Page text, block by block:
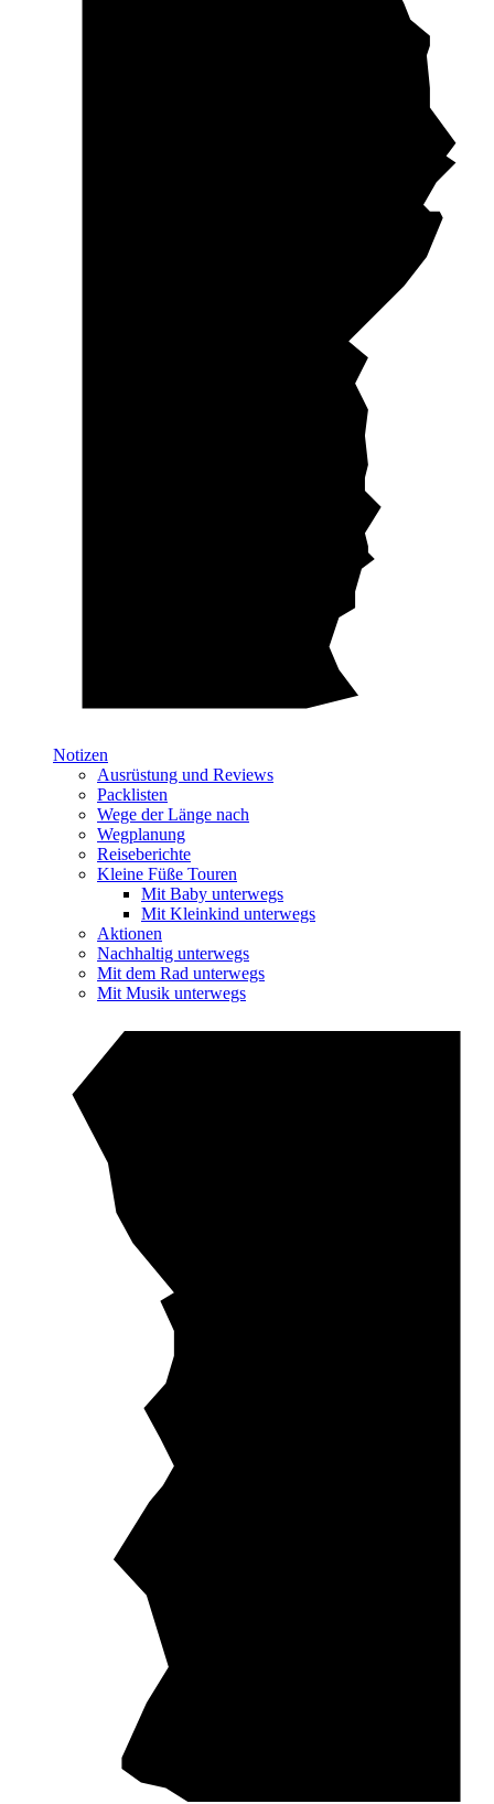
Notizen
Ausrüstung und Reviews
Packlisten
Wege der Länge nach
Wegplanung
Reiseberichte
Kleine Füße Touren
Mit Baby unterwegs
Mit Kleinkind unterwegs
Aktionen
Nachhaltig unterwegs
Mit dem Rad unterwegs
Mit Musik unterwegs